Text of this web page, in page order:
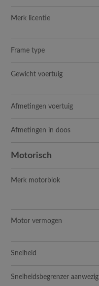
Merk licentie
Frame type
Gewicht voertuig
Afmetingen voertuig
Afmetingen in doos
Motorisch
Merk motorblok
Motor vermogen
Snelheid
Snelheidsbegrenzer aanwezig